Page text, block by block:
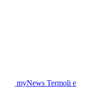
myNews Termoli e